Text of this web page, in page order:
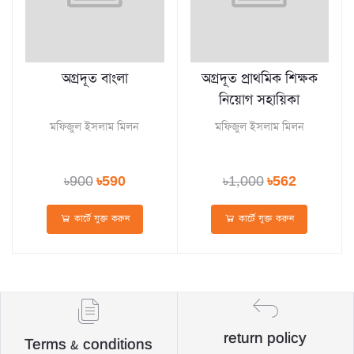
অগ্রদূত বাংলা
মফিজুল ইসলাম মিলন
৳900৳590
কার্টে যুক্ত করুন
অগ্রদূত প্রাথমিক শিক্ষক
নিয়োগ সহায়িকা
মফিজুল ইসলাম মিলন
৳1,000৳562
কার্টে যুক্ত করুন
Terms & conditions return policy